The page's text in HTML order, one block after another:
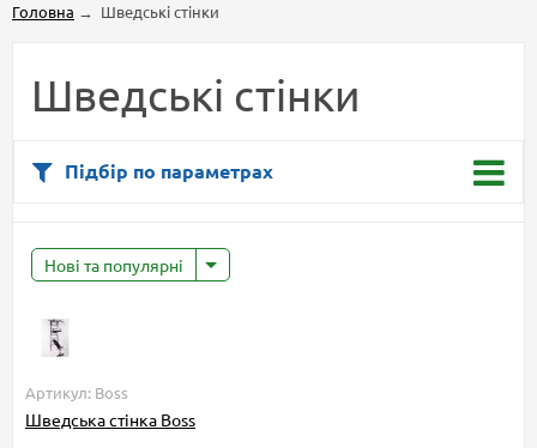
Головна → Шведські стінки
Шведські стінки
Підбір по параметрах
Нові та популярні
Артикул: Boss
Шведська стінка Boss